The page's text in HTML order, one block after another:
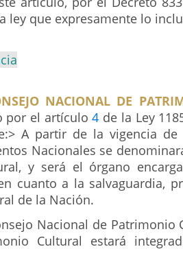
ley que expresamente lo
NACIONAL DE
por el artículo4 de la Ley
A partir de la vigencia
Nacionales se
y será el órgano
cuanto a la salvaguardia,
de la Nación.
Nacional de Patrimonio
Cultural estará